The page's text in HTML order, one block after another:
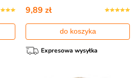
9,89 zł
do koszyka
Expresowa wysyłka